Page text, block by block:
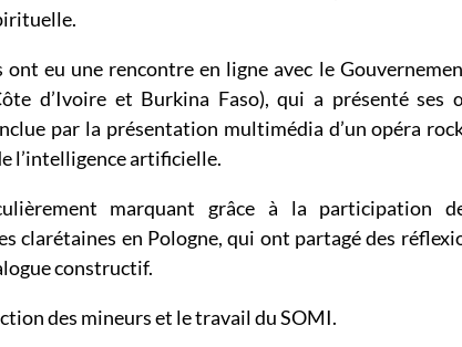
eu une rencontre en ligne avec le
d’Ivoire et Burkina Faso), qui a présenté ses
par la présentation multimédia d’un opéra
l’intelligence artificielle.
marquant grâce à la participation
clarétaines en Pologne, qui ont partagé des
constructif.
des mineurs et le travail du SOMI.